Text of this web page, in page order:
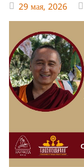
29 мая, 2026